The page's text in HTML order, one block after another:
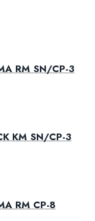
RM SN/CP-3
KM SN/CP-3
RM CP-8